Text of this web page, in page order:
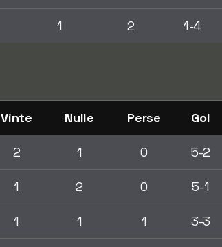
1 2 1-4
Vinte Nulle Perse Gol
2 1 0 5-2
1 2 0 5-1
1 1 1 3-3